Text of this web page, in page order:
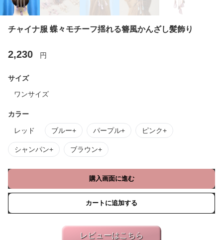
チャイナ服 蝶々モチーフ揺れる簪風かんざし髪飾り
2,230 円
サイズ
ワンサイズ
カラー
レッド ブルー+ パープル+ ピンク+
シャンパン+ ブラウン+
購入画面に進む
カートに追加する
レビューはこちら